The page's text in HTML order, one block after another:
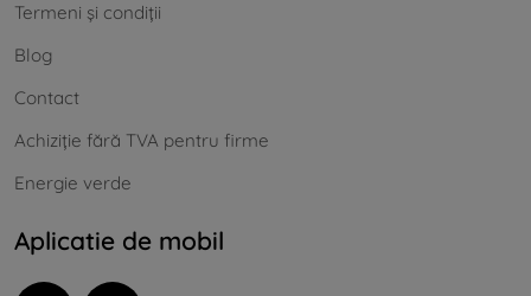
Termeni și condiții
Blog
Contact
Achiziție fără TVA pentru firme
Energie verde
Aplicatie de mobil